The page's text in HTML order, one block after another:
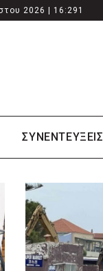
2026 | 16:291
ΣΥΝΕΝΤΕΥΞΕΙΣ